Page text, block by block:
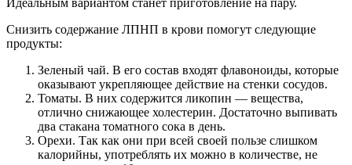
Идеальным вариантом станет приготовление на пару.
Снизить содержание ЛПНП в крови помогут следующие
продукты:
Зеленый чай. В его состав входят флавоноиды, которые
оказывают укрепляющее действие на стенки сосудов.
Томаты. В них содержится ликопин — вещества,
отлично снижающее холестерин. Достаточно выпивать
два стакана томатного сока в день.
Орехи. Так как они при всей своей пользе слишком
калорийны, употреблять их можно в количестве, не